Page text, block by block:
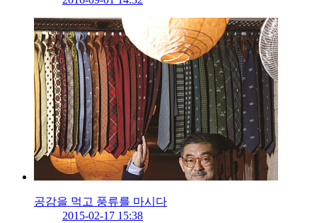
공감을 먹고 풍류를 마시다
2015-02-17 15:38